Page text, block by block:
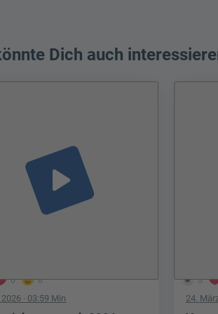
Dich auch
0 0
play_arrow
· 03:59 Min
5
24.